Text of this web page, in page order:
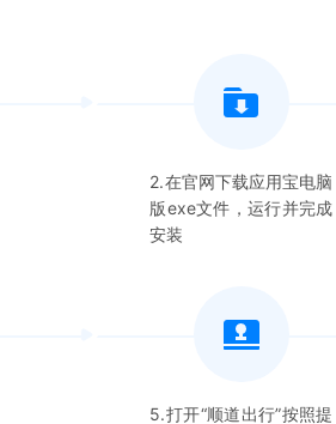
2.在官网下载应用宝电脑
版exe文件，运行并完成
安装
5.打开“顺道出行”按照提